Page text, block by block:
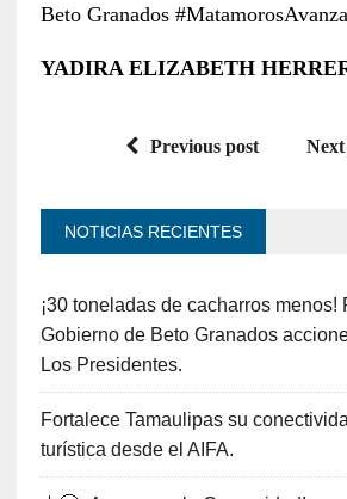
Beto Granados #MatamorosAvanza
YADIRA ELIZABETH
Previous post
NOTICIAS RECIENTES
¡30 toneladas de cacharros menos!
Gobierno de Beto Granados
Los Presidentes.
Fortalece Tamaulipas su
turística desde el AIFA.